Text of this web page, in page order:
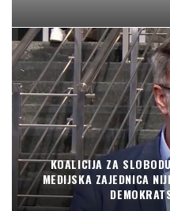
KOALICIJA ZA
MEDIJSKA ZAJEDNICA